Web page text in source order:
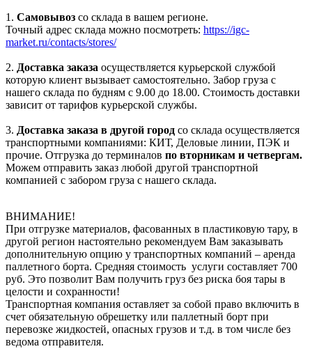
1. Самовывоз со склада в вашем регионе.
Точный адрес склада можно посмотреть: https://igc-
market.ru/contacts/stores/
2. Доставка заказа осуществляется курьерской службой
которую клиент вызывает самостоятельно. Забор груза с
нашего склада по будням с 9.00 до 18.00. Стоимость доставки
зависит от тарифов курьерской службы.
3. Доставка заказа в другой город со склада осуществляется
транспортными компаниями: КИТ, Деловые линии, ПЭК и
прочие. Отгрузка до терминалов по вторникам и четвергам.
Можем отправить заказ любой другой транспортной
компанией с забором груза с нашего склада.
ВНИМАНИЕ!
При отгрузке материалов, фасованных в пластиковую тару, в
другой регион настоятельно рекомендуем Вам заказывать
дополнительную опцию у транспортных компаний – аренда
паллетного борта. Средняя стоимость услуги составляет 700
руб. Это позволит Вам получить груз без риска боя тары в
целости и сохранности!
Транспортная компания оставляет за собой право включить в
счет обязательную обрешетку или паллетный борт при
перевозке жидкостей, опасных грузов и т.д. в том числе без
ведома отправителя.